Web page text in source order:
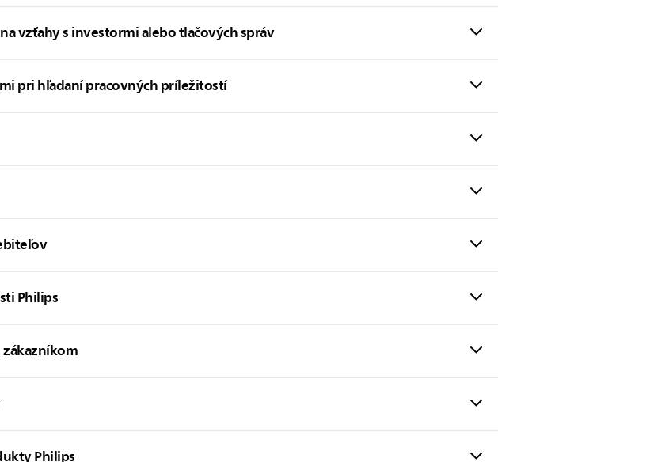
vzťahy s investormi alebo tlačových správ
pri hľadaní pracovných príležitostí
Philips
Philips